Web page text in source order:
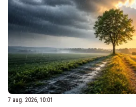
7 aug. 2026, 10:01